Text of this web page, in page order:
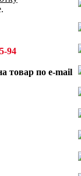
94
товар по e-mail